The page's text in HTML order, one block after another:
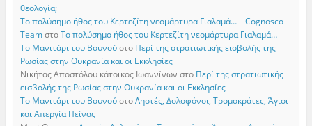
θεολογία;
Το πολύσημο ήθος του Κερτεζίτη νεομάρτυρα Γιαλαμά… – Cognosco
TeamστοΤο πολύσημο ήθος του Κερτεζίτη νεομάρτυρα Γιαλαμά…
Το Μανιτάρι του Βουνούστο Περί της στρατιωτικής εισβολής της
Ρωσίας στην Ουκρανία και οι Εκκλησίες
Νικήτας Αποστόλου κάτοικος Ιωαννίνων στο Περί της στρατιωτικής
εισβολής της Ρωσίας στην Ουκρανία και οι Εκκλησίες
Το Μανιτάρι του ΒουνούστοΛηστές, Δολοφόνοι, Τρομοκράτες, Άγιοι
και Απεργία Πείνας